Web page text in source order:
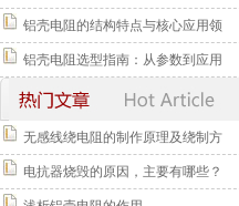
铝壳电阻的结构特点与核心应用领
铝壳电阻选型指南：从参数到应用
无感线绕电阻的制作原理及绕制方
电抗器烧毁的原因，主要有哪些？